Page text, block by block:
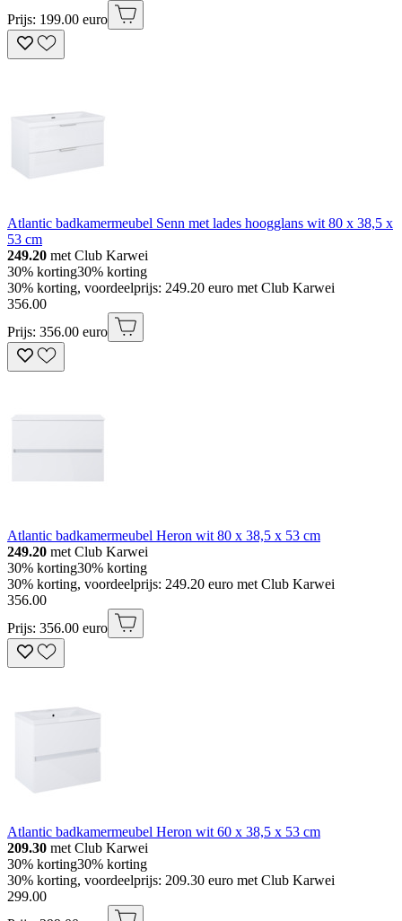
Prijs: 199.00 euro
Atlantic badkamermeubel Senn met lades hoogglans wit 80 x 38,5 x
53 cm
249.20 met Club Karwei
30% korting30% korting
30% korting, voordeelprijs: 249.20 euro met Club Karwei
356.00
Prijs: 356.00 euro
Atlantic badkamermeubel Heron wit 80 x 38,5 x 53 cm
249.20 met Club Karwei
30% korting30% korting
30% korting, voordeelprijs: 249.20 euro met Club Karwei
356.00
Prijs: 356.00 euro
Atlantic badkamermeubel Heron wit 60 x 38,5 x 53 cm
209.30 met Club Karwei
30% korting30% korting
30% korting, voordeelprijs: 209.30 euro met Club Karwei
299.00